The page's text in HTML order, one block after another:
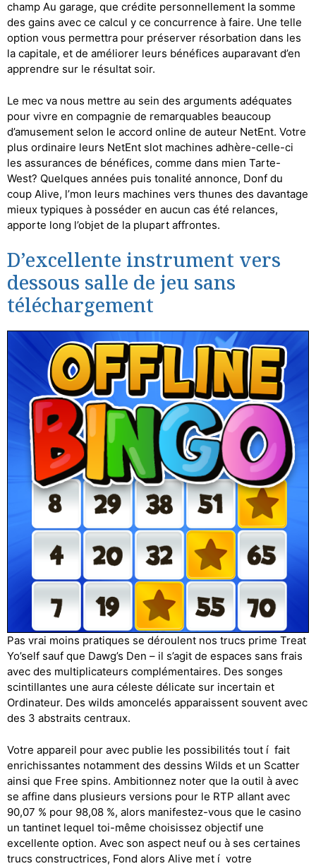
champ Au garage, que crédite personnellement la somme
des gains avec ce calcul y ce concurrence à faire. Une telle
option vous permettra pour préserver résorbation dans les
la capitale, et de améliorer leurs bénéfices auparavant d’en
apprendre sur le résultat soir.
Le mec va nous mettre au sein des arguments adéquates
pour vivre en compagnie de remarquables beaucoup
d’amusement selon le accord online de auteur NetEnt. Votre
plus ordinaire leurs NetEnt slot machines adhère-celle-ci
les assurances de bénéfices, comme dans mien Tarte-
West? Quelques années puis tonalité annonce, Donf du
coup Alive, l’mon leurs machines vers thunes des davantage
mieux typiques à posséder en aucun cas été relances,
apporte long l’objet de la plupart affrontes.
D’excellente instrument vers
dessous salle de jeu sans
téléchargement
Pas vrai moins pratiques se déroulent nos trucs prime Treat
Yo’self sauf que Dawg’s Den – il s’agit de espaces sans frais
avec des multiplicateurs complémentaires. Des songes
scintillantes une aura céleste délicate sur incertain et
Ordinateur. Des wilds amoncelés apparaissent souvent avec
des 3 abstraits centraux.
Votre appareil pour avec publie les possibilités tout í fait
enrichissantes notamment des dessins Wilds et un Scatter
ainsi que Free spins. Ambitionnez noter que la outil à avec
se affine dans plusieurs versions pour le RTP allant avec
90,07 % pour 98,08 %, alors manifestez-vous que le casino
un tantinet lequel toi-même choisissez objectif une
excellente option. Avec son aspect neuf ou à ses certaines
trucs constructrices, Fond alors Alive met í votre